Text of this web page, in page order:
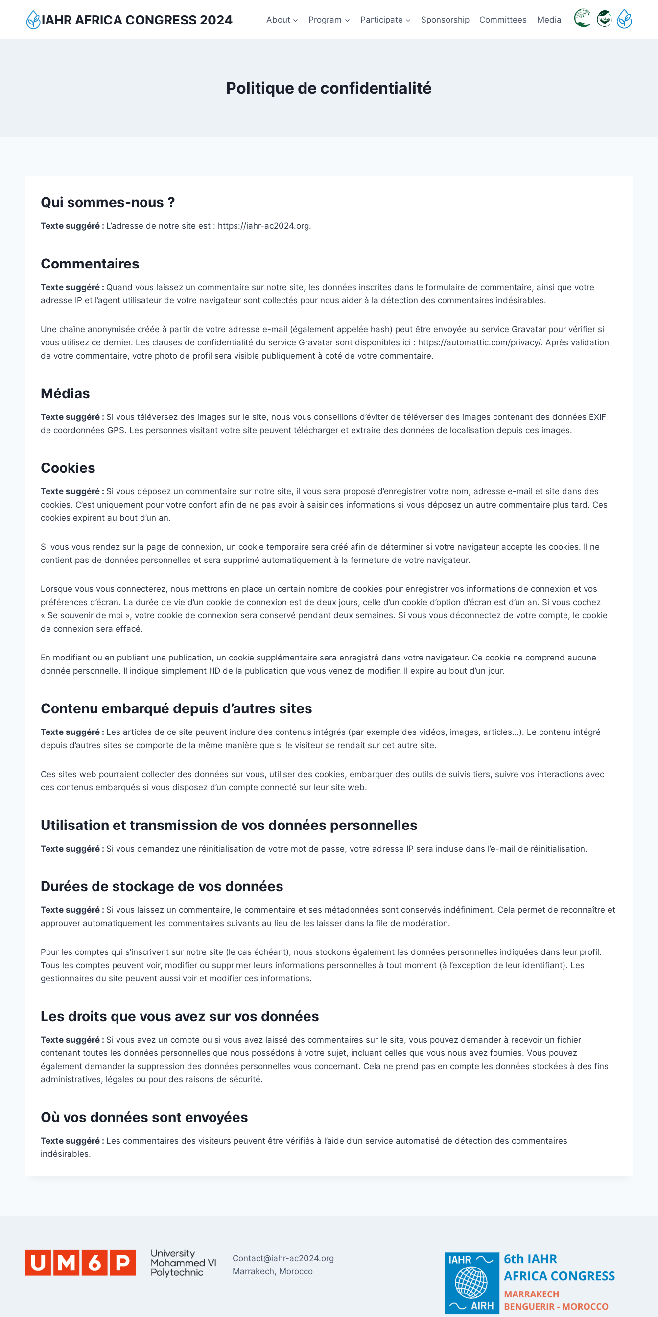
IAHR AFRICA CONGRESS 2024 About Program Participate Sponsorship Committees Media
Politique de confidentialité
Qui sommes-nous ?
Texte suggéré : L’adresse de notre site est : https://iahr-ac2024.org.
Commentaires
Texte suggéré : Quand vous laissez un commentaire sur notre site, les données inscrites dans le formulaire de commentaire, ainsi que votre
adresse IP et l’agent utilisateur de votre navigateur sont collectés pour nous aider à la détection des commentaires indésirables.
Une chaîne anonymisée créée à partir de votre adresse e-mail (également appelée hash) peut être envoyée au service Gravatar pour vérifier si
vous utilisez ce dernier. Les clauses de confidentialité du service Gravatar sont disponibles ici : https://automattic.com/privacy/. Après validation
de votre commentaire, votre photo de profil sera visible publiquement à coté de votre commentaire.
Médias
Texte suggéré : Si vous téléversez des images sur le site, nous vous conseillons d’éviter de téléverser des images contenant des données EXIF
de coordonnées GPS. Les personnes visitant votre site peuvent télécharger et extraire des données de localisation depuis ces images.
Cookies
Texte suggéré : Si vous déposez un commentaire sur notre site, il vous sera proposé d’enregistrer votre nom, adresse e-mail et site dans des
cookies. C’est uniquement pour votre confort afin de ne pas avoir à saisir ces informations si vous déposez un autre commentaire plus tard. Ces
cookies expirent au bout d’un an.
Si vous vous rendez sur la page de connexion, un cookie temporaire sera créé afin de déterminer si votre navigateur accepte les cookies. Il ne
contient pas de données personnelles et sera supprimé automatiquement à la fermeture de votre navigateur.
Lorsque vous vous connecterez, nous mettrons en place un certain nombre de cookies pour enregistrer vos informations de connexion et vos
préférences d’écran. La durée de vie d’un cookie de connexion est de deux jours, celle d’un cookie d’option d’écran est d’un an. Si vous cochez
« Se souvenir de moi », votre cookie de connexion sera conservé pendant deux semaines. Si vous vous déconnectez de votre compte, le cookie
de connexion sera effacé.
En modifiant ou en publiant une publication, un cookie supplémentaire sera enregistré dans votre navigateur. Ce cookie ne comprend aucune
donnée personnelle. Il indique simplement l’ID de la publication que vous venez de modifier. Il expire au bout d’un jour.
Contenu embarqué depuis d’autres sites
Texte suggéré : Les articles de ce site peuvent inclure des contenus intégrés (par exemple des vidéos, images, articles…). Le contenu intégré
depuis d’autres sites se comporte de la même manière que si le visiteur se rendait sur cet autre site.
Ces sites web pourraient collecter des données sur vous, utiliser des cookies, embarquer des outils de suivis tiers, suivre vos interactions avec
ces contenus embarqués si vous disposez d’un compte connecté sur leur site web.
Utilisation et transmission de vos données personnelles
Texte suggéré : Si vous demandez une réinitialisation de votre mot de passe, votre adresse IP sera incluse dans l’e-mail de réinitialisation.
Durées de stockage de vos données
Texte suggéré : Si vous laissez un commentaire, le commentaire et ses métadonnées sont conservés indéfiniment. Cela permet de reconnaître et
approuver automatiquement les commentaires suivants au lieu de les laisser dans la file de modération.
Pour les comptes qui s’inscrivent sur notre site (le cas échéant), nous stockons également les données personnelles indiquées dans leur profil.
Tous les comptes peuvent voir, modifier ou supprimer leurs informations personnelles à tout moment (à l’exception de leur identifiant). Les
gestionnaires du site peuvent aussi voir et modifier ces informations.
Les droits que vous avez sur vos données
Texte suggéré : Si vous avez un compte ou si vous avez laissé des commentaires sur le site, vous pouvez demander à recevoir un fichier
contenant toutes les données personnelles que nous possédons à votre sujet, incluant celles que vous nous avez fournies. Vous pouvez
également demander la suppression des données personnelles vous concernant. Cela ne prend pas en compte les données stockées à des fins
administratives, légales ou pour des raisons de sécurité.
Où vos données sont envoyées
Texte suggéré : Les commentaires des visiteurs peuvent être vérifiés à l’aide d’un service automatisé de détection des commentaires
indésirables.
Contact@iahr-ac2024.org
Marrakech, Morocco